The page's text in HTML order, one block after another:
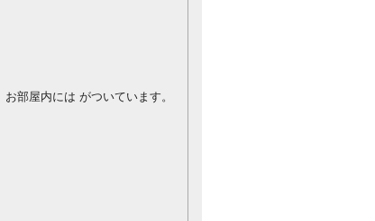
お部屋内には がついています。